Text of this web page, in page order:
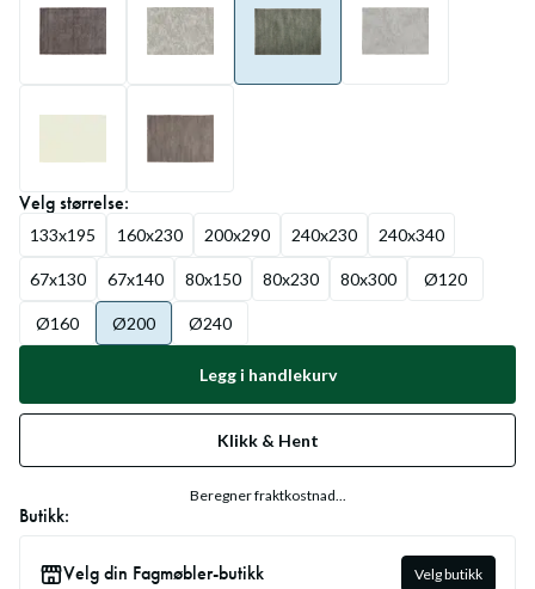
Velgstørrelse:
133x195 160x230 200x290 240x230 240x340
67x130 67x140 80x150 80x230 80x300 Ø120
Ø160 Ø200 Ø240
Legg i handlekurv
Klikk & Hent
Beregner fraktkostnad...
Butikk:
Velg din Fagmøbler-butikk Velg butikk